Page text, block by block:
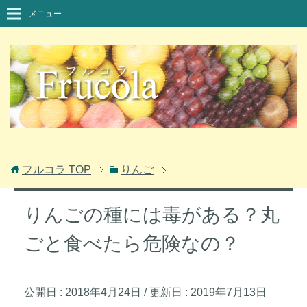
メニュー
フルコラ TOP りんご
りんごの種には毒がある？丸
ごと食べたら危険なの？
公開日 : 2018年4月24日 / 更新日 : 2019年7月13日